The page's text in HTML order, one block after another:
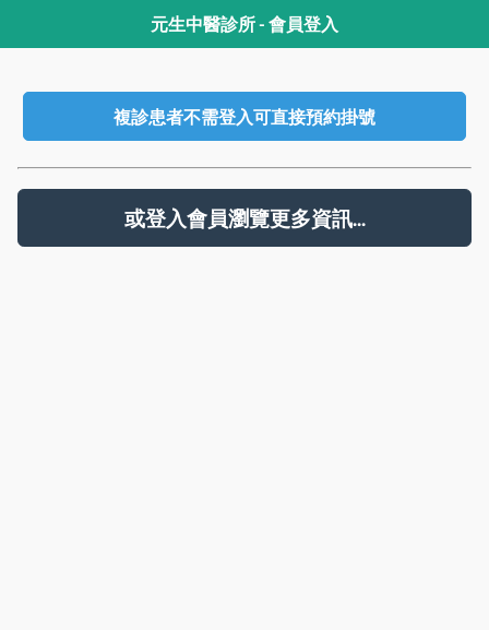
元生中醫診所 - 會員登入
複診患者不需登入可直接預約掛號
或登入會員瀏覽更多資訊...